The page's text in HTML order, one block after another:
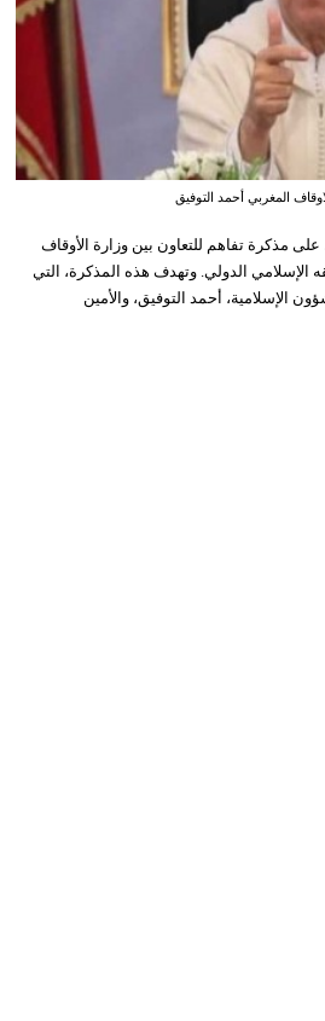
المغربي أحمد التوفيق
مذكرة تفاهم للتعاون بين وزارة الأوقاف
الإسلامي الدولي. وتهدف هذه المذكرة، التي
الإسلامية، أحمد التوفيق، والأمين